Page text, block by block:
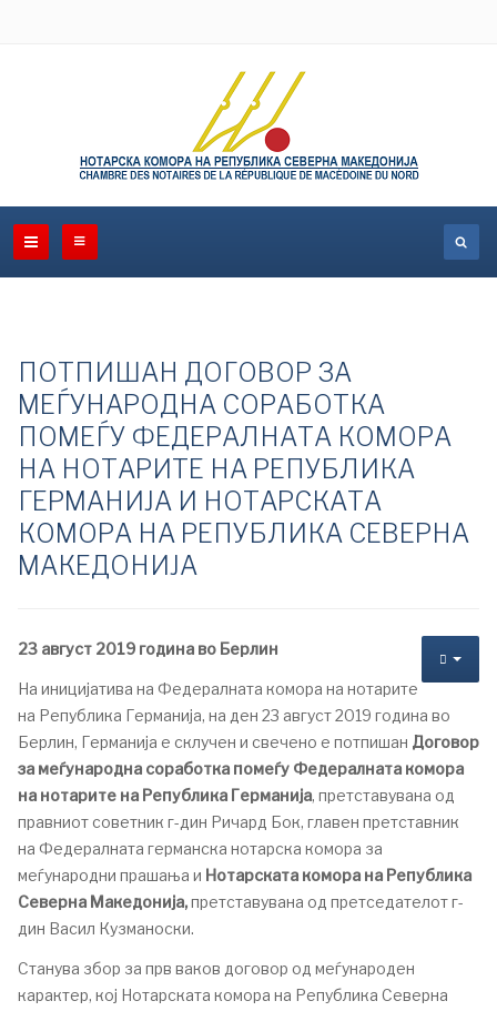
ПОТПИШАН ДОГОВОР ЗА
МЕЃУНАРОДНА СОРАБОТКА
ПОМЕЃУ ФЕДЕРАЛНАТА КОМОРА
НА НОТАРИТЕ НА РЕПУБЛИКА
ГЕРМАНИЈА И НОТАРСКАТА
КОМОРА НА РЕПУБЛИКА СЕВЕРНА
МАКЕДОНИЈА
23 август 2019 година во Берлин
На иницијатива на Федералната комора на нотарите
на Република Германија, на ден 23 август 2019 година во
Берлин, Германија е склучен и свечено е потпишан Договор
за меѓународна соработка помеѓу Федералната комора
на нотарите на Република Германија, претставувана од
правниот советник г-дин Ричард Бок, главен претставник
на Федералната германска нотарска комора за
меѓународни прашања и Нотарската комора на Република
Северна Македонија,претставувана од претседателот г-
дин Васил Кузманоски.
Станува збор за прв ваков договор од меѓународен
карактер, кој Нотарската комора на Република Северна